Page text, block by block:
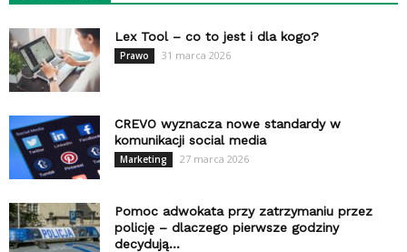
Lex Tool – co to jest i dla kogo?
Prawo 31 marca 2026
CREVO wyznacza nowe standardy w
komunikacji social media
Marketing 27 marca 2026
Pomoc adwokata przy zatrzymaniu przez
policję – dlaczego pierwsze godziny
decydują...